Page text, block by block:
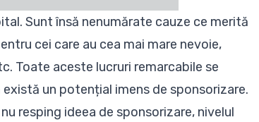
Sunt însă nenumărate cauze ce merită
cei care au cea mai mare nevoie,
Toate aceste lucruri remarcabile se
un potențial imens de sponsorizare.
resping ideea de sponsorizare, nivelul